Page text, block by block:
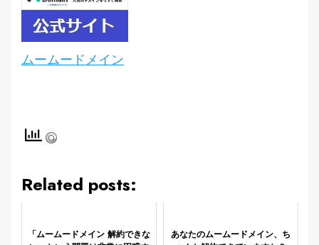
ムームードメイン
Related posts:
「ムームードメイン 解約できな
あなたのムームードメイン、ち